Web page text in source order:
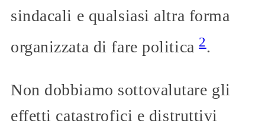
sindacali e qualsiasi altra forma
organizzata di fare politica2.
Non dobbiamo sottovalutare gli
effetti catastrofici e distruttivi